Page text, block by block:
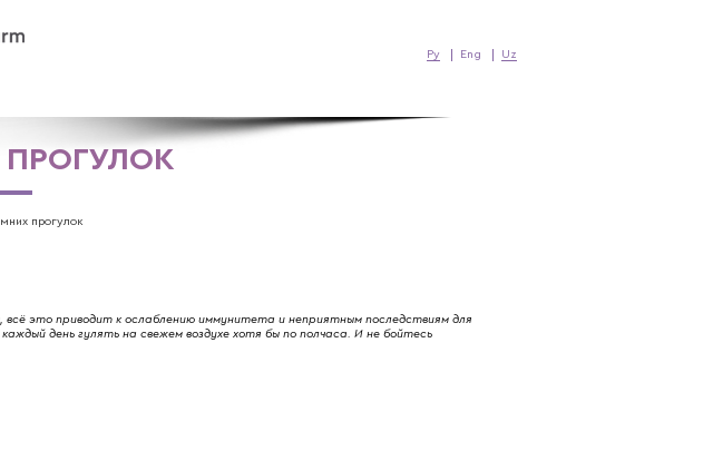
Ру Eng Uz
прогулок
это приводит к ослаблению иммунитета и неприятным последствиям для
день гулять на свежем воздухе хотя бы по полчаса. И не бойтесь